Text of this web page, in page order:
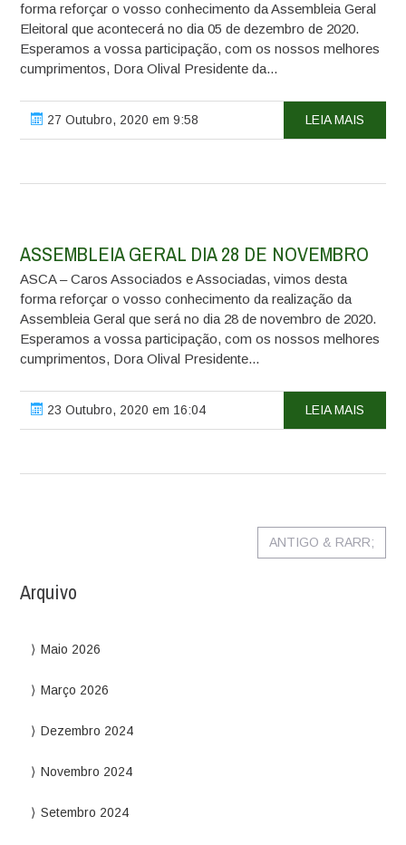
forma reforçar o vosso conhecimento da Assembleia Geral
Eleitoral que acontecerá no dia 05 de dezembro de 2020.
Esperamos a vossa participação, com os nossos melhores
cumprimentos, Dora Olival Presidente da...
27 Outubro, 2020 em 9:58 LEIA MAIS
ASSEMBLEIA GERAL DIA 28 DE NOVEMBRO
ASCA – Caros Associados e Associadas, vimos desta
forma reforçar o vosso conhecimento da realização da
Assembleia Geral que será no dia 28 de novembro de 2020.
Esperamos a vossa participação, com os nossos melhores
cumprimentos, Dora Olival Presidente...
23 Outubro, 2020 em 16:04 LEIA MAIS
ANTIGO & RARR;
Arquivo
Maio 2026
Março 2026
Dezembro 2024
Novembro 2024
Setembro 2024